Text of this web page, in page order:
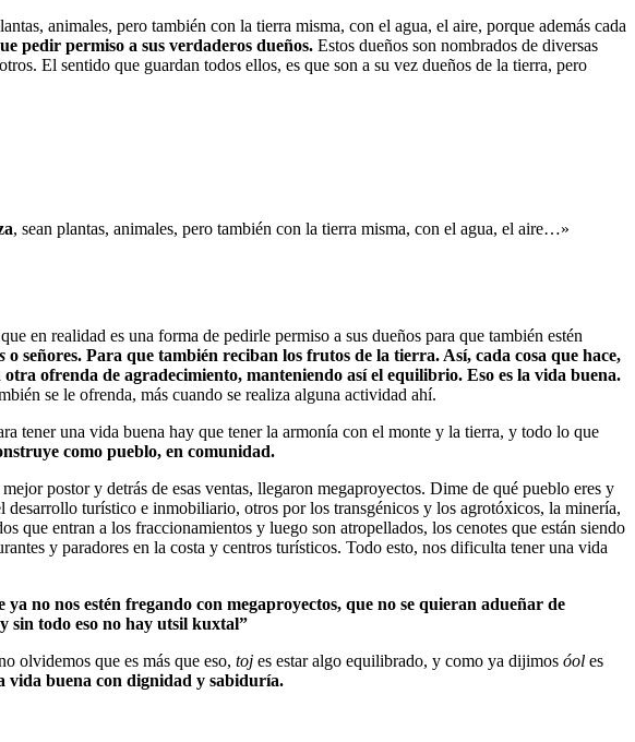
animales, pero también con la tierra misma, con el agua, el aire, porque además cada
pedir permiso a sus verdaderos dueños. Estos dueños son nombrados de diversas
El sentido que guardan todos ellos, es que son a su vez dueños de la tierra, pero
, sean plantas, animales, pero también con la tierra misma, con el agua, el aire…»
en realidad es una forma de pedirle permiso a sus dueños para que también estén
o señores. Para que también reciban los frutos de la tierra. Así, cada cosa que hace,
ofrenda de agradecimiento, manteniendo así el equilibrio. Eso es la vida buena.
se le ofrenda, más cuando se realiza alguna actividad ahí.
tener una vida buena hay que tener la armonía con el monte y la tierra, y todo lo que
como pueblo, en comunidad.
postor y detrás de esas ventas, llegaron megaproyectos. Dime de qué pueblo eres y
turístico e inmobiliario, otros por los transgénicos y los agrotóxicos, la minería,
que entran a los fraccionamientos y luego son atropellados, los cenotes que están siendo
y paradores en la costa y centros turísticos. Todo esto, nos dificulta tener una vida
no nos estén fregando con megaproyectos, que no se quieran adueñar de
sin todo eso no hay utsil kuxtal”
olvidemos que es más que eso, toj es estar algo equilibrado, y como ya dijimos óol es
vida buena con dignidad y sabiduría.